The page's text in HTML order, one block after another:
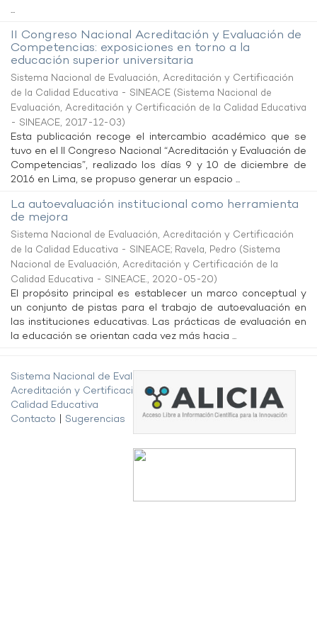
...
II Congreso Nacional Acreditación y Evaluación de
Competencias: exposiciones en torno a la
educación superior universitaria
Sistema Nacional de Evaluación, Acreditación y Certificación
de la Calidad Educativa - SINEACE (Sistema Nacional de
Evaluación, Acreditación y Certificación de la Calidad Educativa
- SINEACE, 2017-12-03)
Esta publicación recoge el intercambio académico que se
tuvo en el II Congreso Nacional “Acreditación y Evaluación de
Competencias”, realizado los días 9 y 10 de diciembre de
2016 en Lima, se propuso generar un espacio ...
La autoevaluación institucional como herramienta
de mejora
Sistema Nacional de Evaluación, Acreditación y Certificación
de la Calidad Educativa - SINEACE; Ravela, Pedro (Sistema
Nacional de Evaluación, Acreditación y Certificación de la
Calidad Educativa - SINEACE., 2020-05-20)
El propósito principal es establecer un marco conceptual y
un conjunto de pistas para el trabajo de autoevaluación en
las instituciones educativas. Las prácticas de evaluación en
la educación se orientan cada vez más hacia ...
Sistema Nacional de Evaluación,
Acreditación y Certificación de la
Calidad Educativa
Contacto
Sugerencias